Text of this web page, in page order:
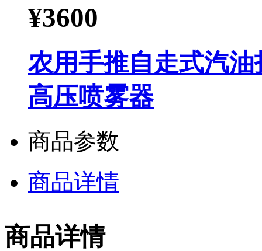
¥3600
农用手推自走式汽
高压喷雾器
商品参数
商品详情
商品详情